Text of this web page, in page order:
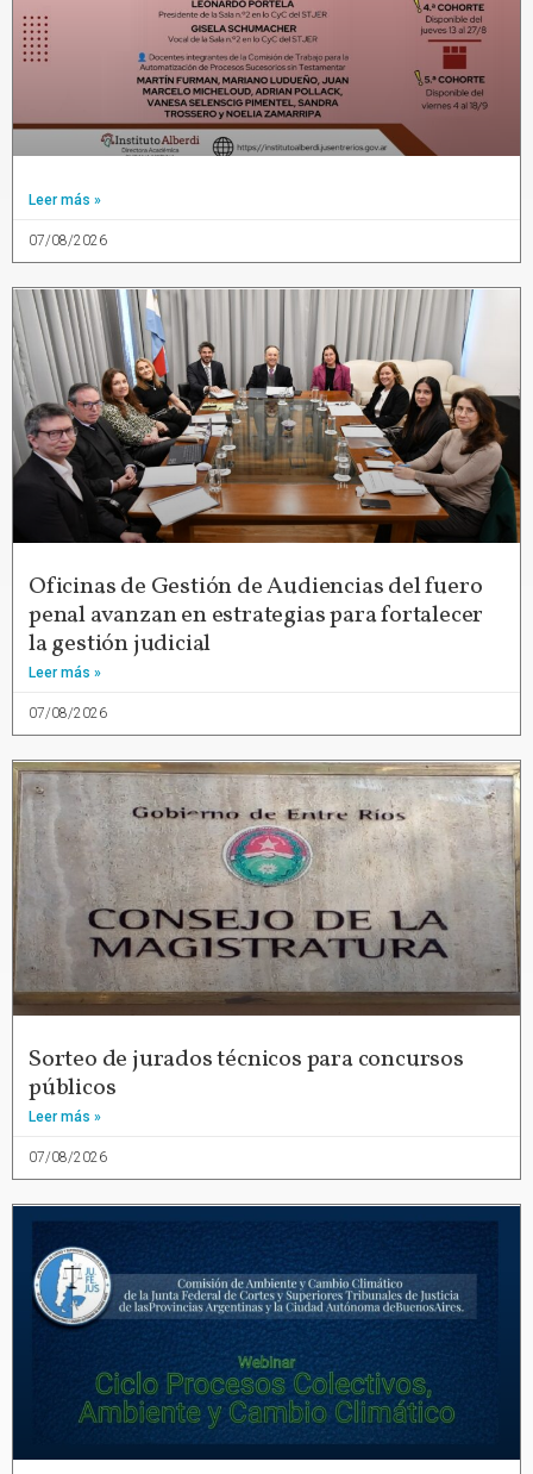
Leer más »
07/08/2026
Oficinas de Gestión de Audiencias del fuero
penal avanzan en estrategias para fortalecer
la gestión judicial
Leer más »
07/08/2026
Sorteo de jurados técnicos para concursos
públicos
Leer más »
07/08/2026